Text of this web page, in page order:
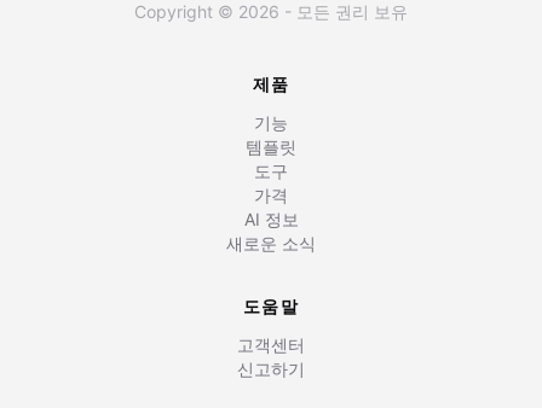
Copyright © 2026 - 모든 권리 보유
제품
기능
템플릿
도구
가격
AI 정보
새로운 소식
도움말
고객센터
신고하기